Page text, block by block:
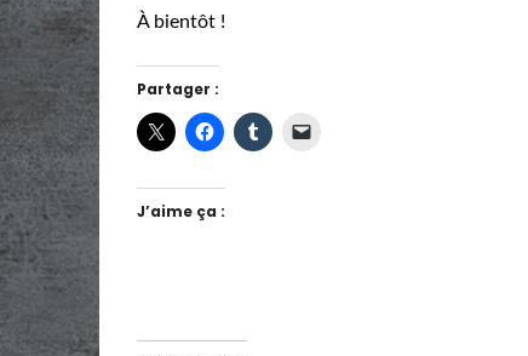
À bientôt !
Partager :
J’aime ça :